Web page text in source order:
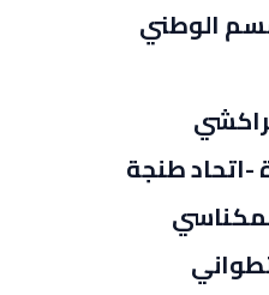
الوطني
-اتحاد طنجة